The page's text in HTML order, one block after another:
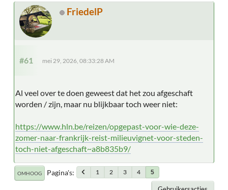
FriedelP
#61 mei 29, 2026, 08:33:28 AM
Al veel over te doen geweest dat het zou afgeschaft
worden / zijn, maar nu blijkbaar toch weer niet:
https://www.hln.be/reizen/opgepast-voor-wie-deze-
zomer-naar-frankrijk-reist-milieuvignet-voor-steden-
toch-niet-afgeschaft~a8b835b9/
OMHOOG Pagina's 1 2 3 4 5